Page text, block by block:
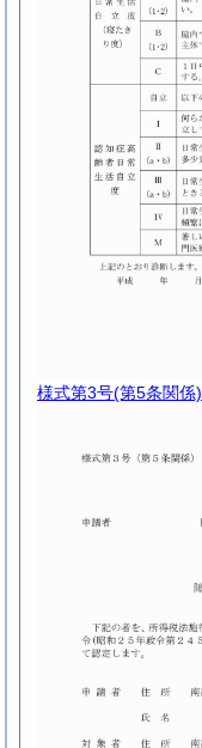
様式第3号(第5条関係)